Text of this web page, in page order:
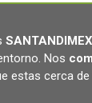
SANTANDIMEX
Nos
estas cerca